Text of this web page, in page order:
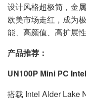
设计风格超极简，金
欧美市场走红，成为
能、高颜值、高扩展性
产品推荐：
UN100P Mini PC
搭载 Intel Alder Lake